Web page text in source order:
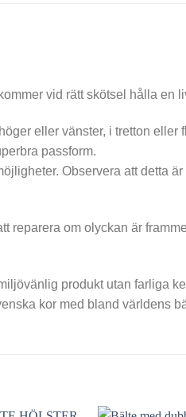
vid rätt skötsel hålla en
eller vänster, i tretton eller
passform.
Observera att detta
reparera om olyckan är
produkt utan farliga
kor med bland världens